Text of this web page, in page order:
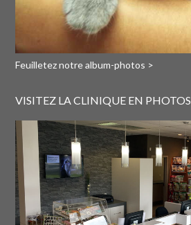
Feuilletez notre album-photos >
VISITEZ LA CLINIQUE EN PHOTOS